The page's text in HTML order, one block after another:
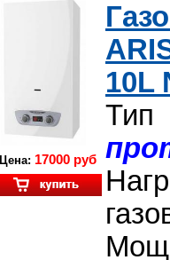
Цена: 17000 руб
10L